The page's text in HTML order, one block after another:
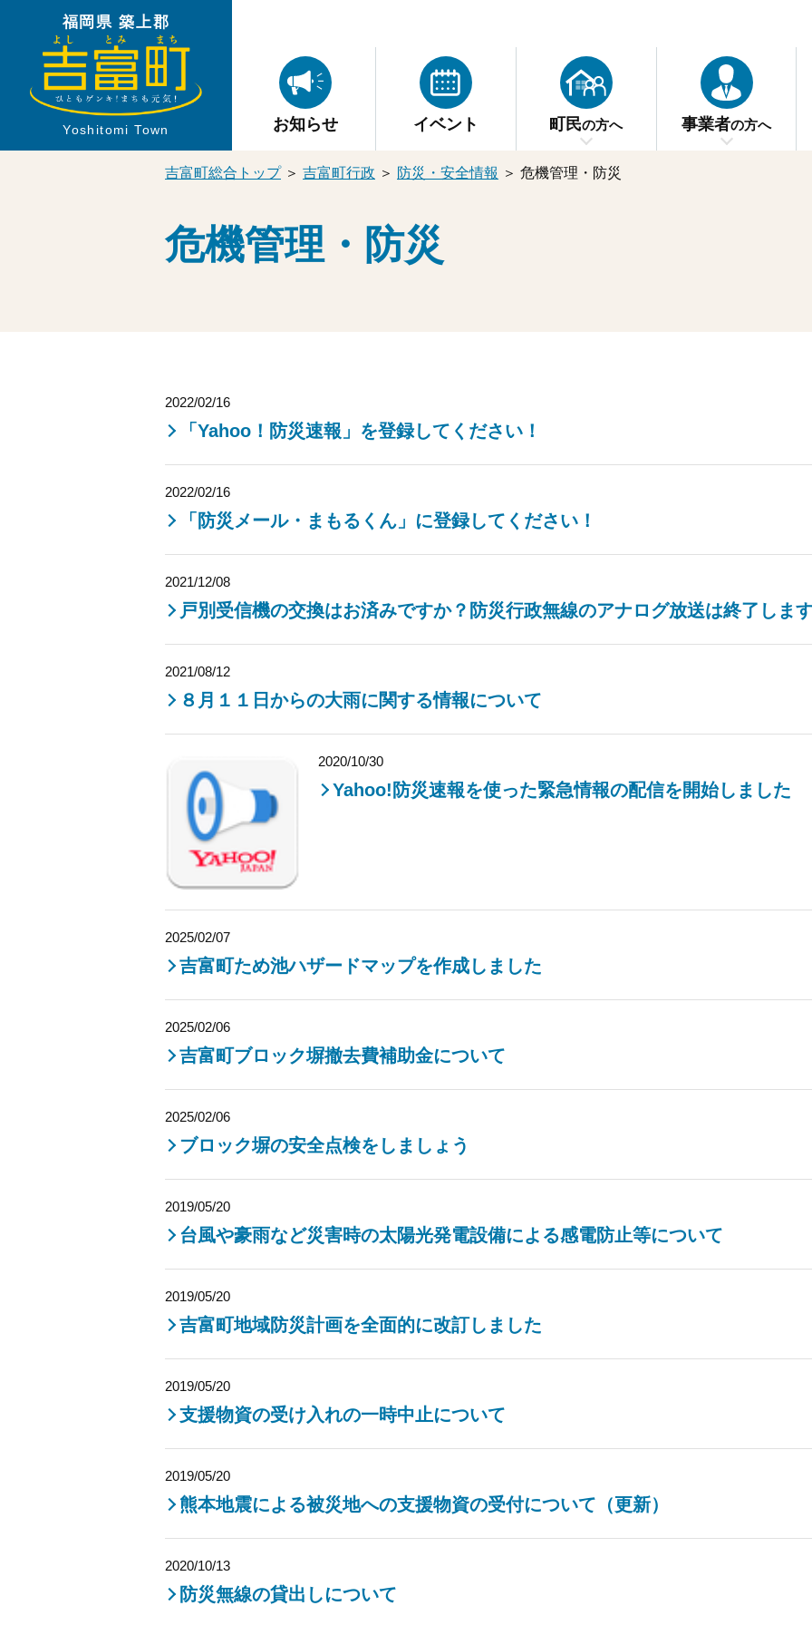
福岡県 築上郡
Yoshitomi Town お知らせ イベント 町民の方へ 事業者の方へ
吉富町総合トップ＞ 吉富町行政 ＞ 防災・安全情報 ＞ 危機管理・防災
危機管理・防災
「Yahoo！防災速報」を登録してください！
2022/02/16
「防災メール・まもるくん」に登録してください！
2022/02/16
戸別受信機の交換はお済みですか？防災行政無線のアナログ放送は終了します
2021/12/08
８月１１日からの大雨に関する情報について
2021/08/12
Yahoo!防災速報を使った緊急情報の配信を開始しました
2020/10/30
吉富町ため池ハザードマップを作成しました
2025/02/07
吉富町ブロック塀撤去費補助金について
2025/02/06
ブロック塀の安全点検をしましょう
2025/02/06
台風や豪雨など災害時の太陽光発電設備による感電防止等について
2019/05/20
吉富町地域防災計画を全面的に改訂しました
2019/05/20
支援物資の受け入れの一時中止について
2019/05/20
熊本地震による被災地への支援物資の受付について（更新）
2019/05/20
防災無線の貸出しについて
2020/10/13